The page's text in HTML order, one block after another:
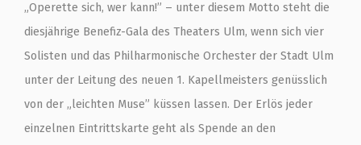
„Operette sich, wer kann!” – unter diesem Motto steht die
diesjährige Benefiz-Gala des Theaters Ulm, wenn sich vier
Solisten und das Philharmonische Orchester der Stadt Ulm
unter der Leitung des neuen 1. Kapellmeisters genüsslich
von der „leichten Muse” küssen lassen. Der Erlös jeder
einzelnen Eintrittskarte geht als Spende an den